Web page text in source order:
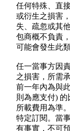
任何特殊、直
或衍生之損害
失、疏忽或其
包商概不負責
可能會發生此類
任一當事方因
之損害，所需
前一年內為與
則為應支付)
所載費用為準
特定訂閱。當
有事實，不可